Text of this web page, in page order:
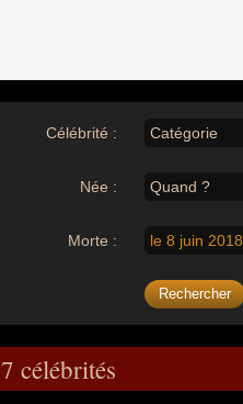
Célébrité : Catégorie
Née : Quand ?
Morte : le 8 juin 2018
7 célébrités